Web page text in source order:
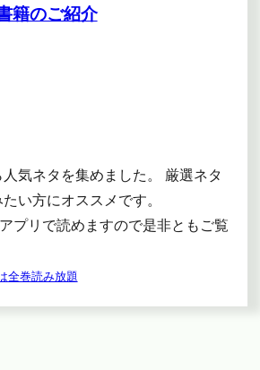
籍のご紹介
気ネタを集めました。 厳選ネタ
い方にオススメです。
プリで読めますので是非ともご覧
全巻読み放題